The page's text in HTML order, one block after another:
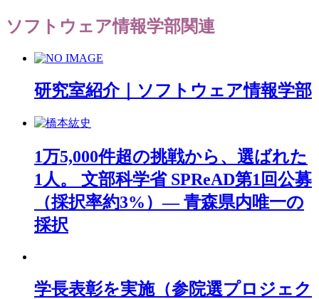
ソフトウェア情報学部関連
研究室紹介｜ソフトウェア情報学部
1万5,000件超の挑戦から、選ばれた
1人。 文部科学省 SPReAD第1回公募
（採択率約3%）― 青森県内唯一の
採択
学長表彰を実施（参院選プロジェク